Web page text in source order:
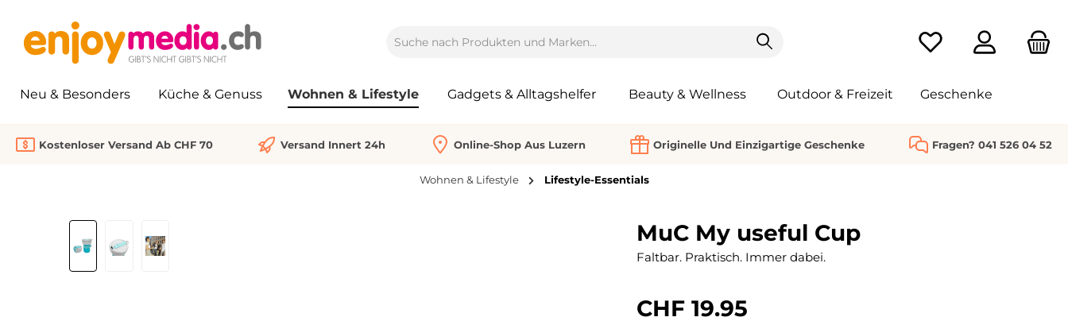
Du hast 0 Produkte
Neu & Besonders Küche & Genuss Wohnen & Lifestyle Gadgets & Alltagshelfer Beauty & Wellness Outdoor & Freizeit Geschenke
Kostenloser Versand Ab CHF 70 Versand Innert 24h Online-Shop Aus Luzern Originelle Und Einzigartige Geschenke Fragen? 041 526 04 52
Wohnen & Lifestyle Lifestyle-Essentials
Bildergalerie überspringen MuC My useful Cup
Faltbar. Praktisch. Immer dabei.
CHF 19.95